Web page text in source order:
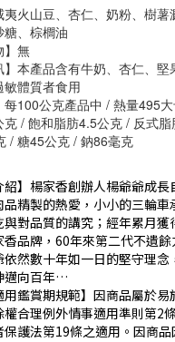
夷火山豆、杏仁、奶粉、樹
、棕櫚油
】無
】本產品含有牛奶、杏仁、堅
體質者食用
每100公克產品中 / 熱量495
克 / 飽和脂肪4.5公克 / 反式
/ 糖45公克 / 鈉86毫克
紹】楊家香創辦人楊爺爺成
品精製的熱愛，小小的三輪車
與對品質的講究；經年累月獲
香品牌，60年來第二代不遺
依然數十年如一日的堅守理念
邁向百年…
用鑑賞期規範】因商品屬於
合理例外情事適用準則第2
保護法第19條之適用。因商